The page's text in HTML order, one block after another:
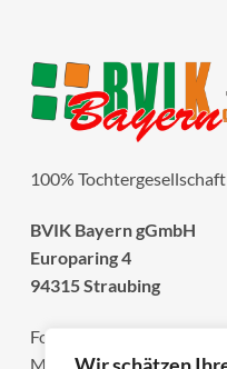
100%
BVIK Bayern gGmbH
Europaring 4
94315 Straubing
Fon: 0991 383 104 81
Mobil: 0176 177 223 00